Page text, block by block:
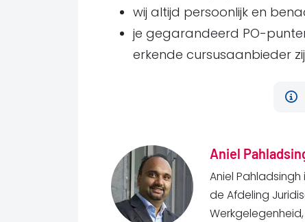
wij altijd persoonlijk en
je gegarandeerd PO-
erkende cursusaanbieder
Aniel
Aniel Pahladsingh
de Afdeling